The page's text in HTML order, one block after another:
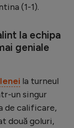
(1-1).
la echipa
geniale
la turneul
un singur
de calificare,
două goluri,